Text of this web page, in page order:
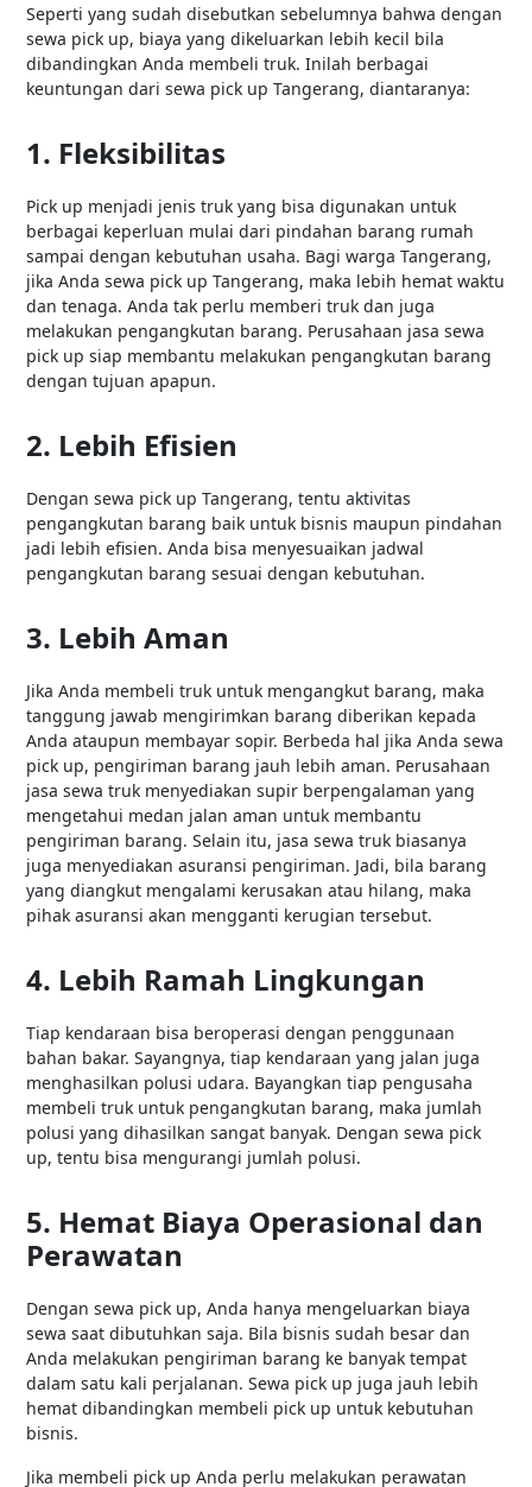
Seperti yang sudah disebutkan sebelumnya bahwa dengan
sewa pick up, biaya yang dikeluarkan lebih kecil bila
dibandingkan Anda membeli truk. Inilah berbagai
keuntungan dari sewa pick up Tangerang, diantaranya:
1. Fleksibilitas
Pick up menjadi jenis truk yang bisa digunakan untuk
berbagai keperluan mulai dari pindahan barang rumah
sampai dengan kebutuhan usaha. Bagi warga Tangerang,
jika Anda sewa pick up Tangerang, maka lebih hemat waktu
dan tenaga. Anda tak perlu memberi truk dan juga
melakukan pengangkutan barang. Perusahaan jasa sewa
pick up siap membantu melakukan pengangkutan barang
dengan tujuan apapun.
2. Lebih Efisien
Dengan sewa pick up Tangerang, tentu aktivitas
pengangkutan barang baik untuk bisnis maupun pindahan
jadi lebih efisien. Anda bisa menyesuaikan jadwal
pengangkutan barang sesuai dengan kebutuhan.
3. Lebih Aman
Jika Anda membeli truk untuk mengangkut barang, maka
tanggung jawab mengirimkan barang diberikan kepada
Anda ataupun membayar sopir. Berbeda hal jika Anda sewa
pick up, pengiriman barang jauh lebih aman. Perusahaan
jasa sewa truk menyediakan supir berpengalaman yang
mengetahui medan jalan aman untuk membantu
pengiriman barang. Selain itu, jasa sewa truk biasanya
juga menyediakan asuransi pengiriman. Jadi, bila barang
yang diangkut mengalami kerusakan atau hilang, maka
pihak asuransi akan mengganti kerugian tersebut.
4. Lebih Ramah Lingkungan
Tiap kendaraan bisa beroperasi dengan penggunaan
bahan bakar. Sayangnya, tiap kendaraan yang jalan juga
menghasilkan polusi udara. Bayangkan tiap pengusaha
membeli truk untuk pengangkutan barang, maka jumlah
polusi yang dihasilkan sangat banyak. Dengan sewa pick
up, tentu bisa mengurangi jumlah polusi.
5. Hemat Biaya Operasional dan
Perawatan
Dengan sewa pick up, Anda hanya mengeluarkan biaya
sewa saat dibutuhkan saja. Bila bisnis sudah besar dan
Anda melakukan pengiriman barang ke banyak tempat
dalam satu kali perjalanan. Sewa pick up juga jauh lebih
hemat dibandingkan membeli pick up untuk kebutuhan
bisnis.
Jika membeli pick up Anda perlu melakukan perawatan